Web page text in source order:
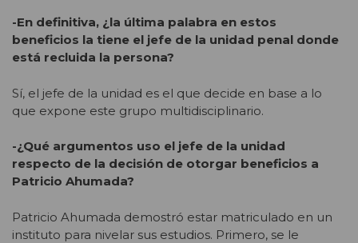
-En definitiva, ¿la última palabra en estos
beneficios la tiene el jefe de la unidad penal donde
está recluida la persona?
Sí, el jefe de la unidad es el que decide en base a lo
que expone este grupo multidisciplinario.
-¿Qué argumentos uso el jefe de la unidad
respecto de la decisión de otorgar beneficios a
Patricio Ahumada?
Patricio Ahumada demostró estar matriculado en un
instituto para nivelar sus estudios. Primero, se le